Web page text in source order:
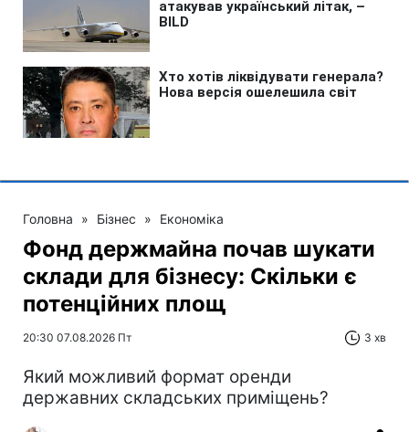
Головна » Бізнес » Економіка
Фонд держмайна почав шукати
склади для бізнесу: Скільки є
потенційних площ
20:30 07.08.2026 Пт 3 хв
Який можливий формат оренди
державних складських приміщень?